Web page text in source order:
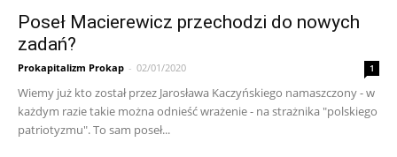
Poseł Macierewicz przechodzi do nowych
zadań?
Prokapitalizm Prokap - 02/01/2020 1
Wiemy już kto został przez Jarosława Kaczyńskiego namaszczony - w
każdym razie takie można odnieść wrażenie - na strażnika "polskiego
patriotyzmu". To sam poseł...